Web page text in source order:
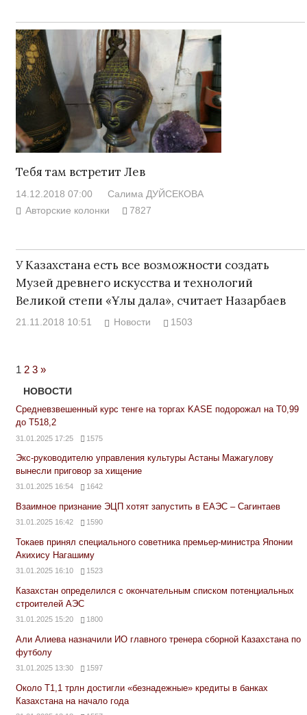
Тебя там встретит Лев
14.12.2018 07:00
Салима ДУЙСЕКОВА
Авторские колонки
7827
У Казахстана есть все возможности создать
Музей древнего искусства и технологий
Великой степи «Ұлы дала», считает Назарбаев
21.11.2018 10:51 Новости 1503
1 2 3 Next
Posts
»
НОВОСТИ
Средневзвешенный курс тенге на торгах KASE подорожал на Т0,99
до Т518,2
31.01.2025 17:25 1575
Экс-руководителю управления культуры Астаны Мажагулову
вынесли приговор за хищение
31.01.2025 16:54 1642
Взаимное признание ЭЦП хотят запустить в ЕАЭС – Сагинтаев
31.01.2025 16:42 1590
Токаев принял специального советника премьер-министра Японии
Акихису Нагашиму
31.01.2025 16:10 1523
Казахстан определился с окончательным списком потенциальных
строителей АЭС
31.01.2025 15:20 1800
Али Алиева назначили ИО главного тренера сборной Казахстана по
футболу
31.01.2025 13:30 1597
Около Т1,1 трлн достигли «безнадежные» кредиты в банках
Казахстана на начало года